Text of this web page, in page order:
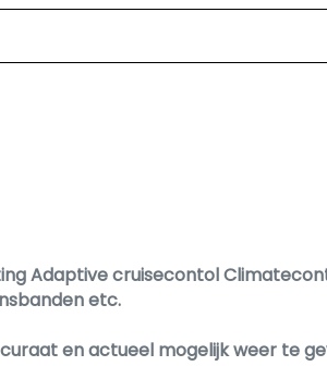
Adaptive cruisecontol
etc.
en actueel mogelijk weer te